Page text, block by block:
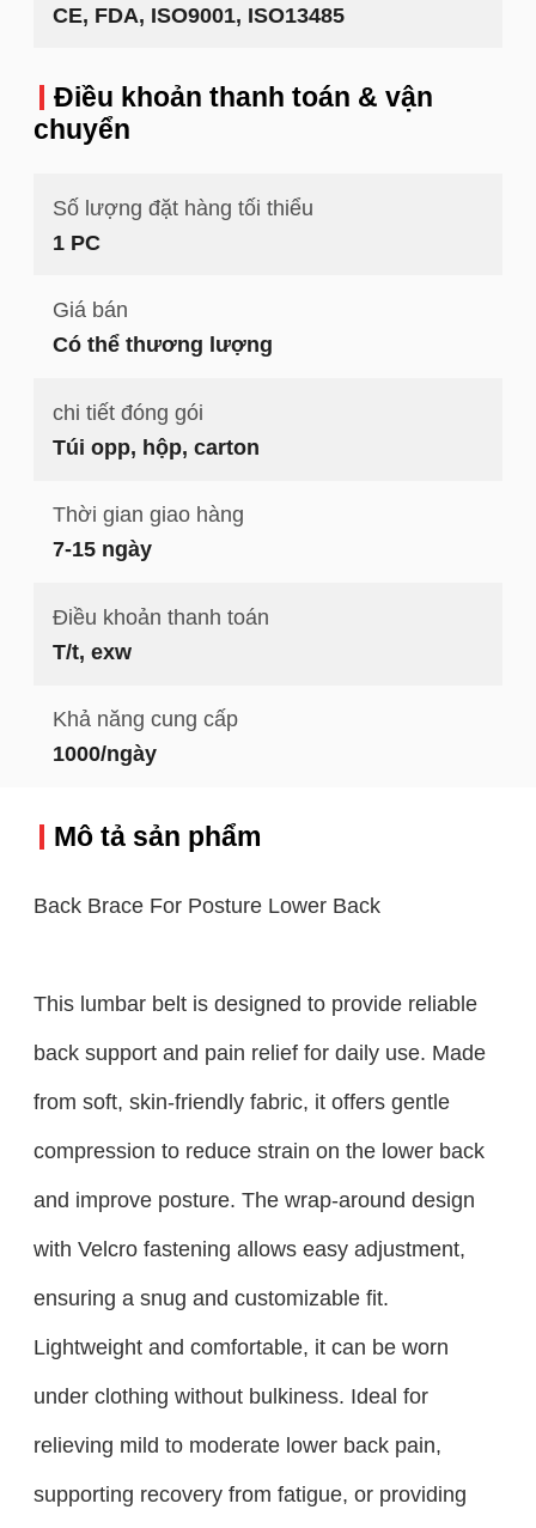
CE, FDA, ISO9001, ISO13485
Điều khoản thanh toán & vận
chuyển
Số lượng đặt hàng tối thiểu
1 PC
Giá bán
Có thể thương lượng
chi tiết đóng gói
Túi opp, hộp, carton
Thời gian giao hàng
7-15 ngày
Điều khoản thanh toán
T/t, exw
Khả năng cung cấp
1000/ngày
Mô tả sản phẩm
Back Brace For Posture Lower Back
This lumbar belt is designed to provide reliable
back support and pain relief for daily use. Made
from soft, skin-friendly fabric, it offers gentle
compression to reduce strain on the lower back
and improve posture. The wrap-around design
with Velcro fastening allows easy adjustment,
ensuring a snug and customizable fit.
Lightweight and comfortable, it can be worn
under clothing without bulkiness. Ideal for
relieving mild to moderate lower back pain,
supporting recovery from fatigue, or providing